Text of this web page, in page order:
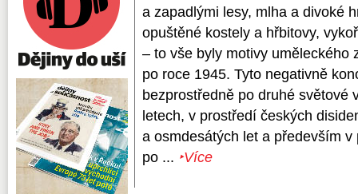
a zapadlými lesy, mlha a divoké
opuštěné kostely a hřbitovy,
– to vše byly motivy uměleckého
po roce 1945. Tyto negativně
bezprostředně po druhé světové
letech, v prostředí českých
a osmdesátých let a především
po ... ‣Více